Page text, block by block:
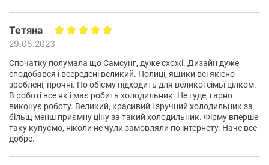
контроль качества на каждом этапе от сырья до
надежность и лояльность к партнерам;
гарантийное сопровождение.
Тетяна
29.05.2023
Спочатку полумала що Самсунг, дуже схожі. Дизайн дуже
сподобався і всередені великий. Полиці, ящики всі якісно
зроблені, прочні. По обїєму підходить для великої сімьї цілком.
В роботі все як і має робить холодильник. Не гуде, гарно
виконує роботу. Великий, красивий і зручний холодильник за
більщ менш приємну ціну за такий холодильник. Фірму вперше
таку купуємо, ніколи не чули замовляли по інтернету. Наче все
добре.